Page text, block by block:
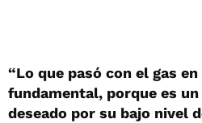
“Lo que pasó con el gas en
fundamental, porque es
deseado por su bajo nivel